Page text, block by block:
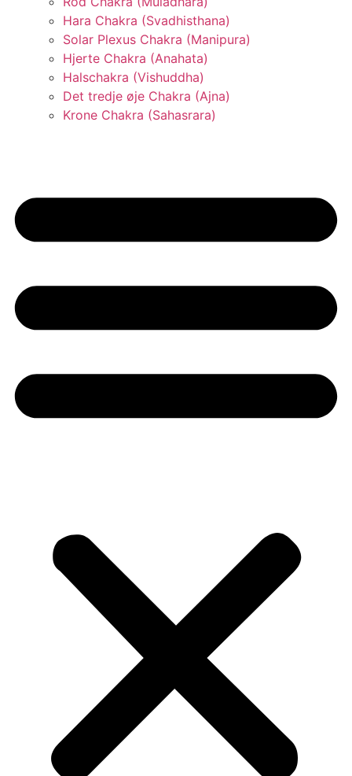
Hara Chakra (Svadhisthana)
Solar Plexus Chakra (Manipura)
Hjerte Chakra (Anahata)
Halschakra (Vishuddha)
Det tredje øje Chakra (Ajna)
Krone Chakra (Sahasrara)